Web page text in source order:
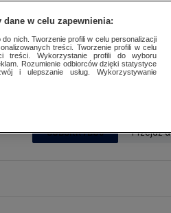
SUBSKRYBUJ Przejdź
w celu zapewnienia:
nich. Tworzenie profili w celu personalizacji
treści. Tworzenie profili w celu
treści. Wykorzystanie profili do wyboru
Rozumienie odbiorców dzięki statystyce
i ulepszanie usług. Wykorzystywanie